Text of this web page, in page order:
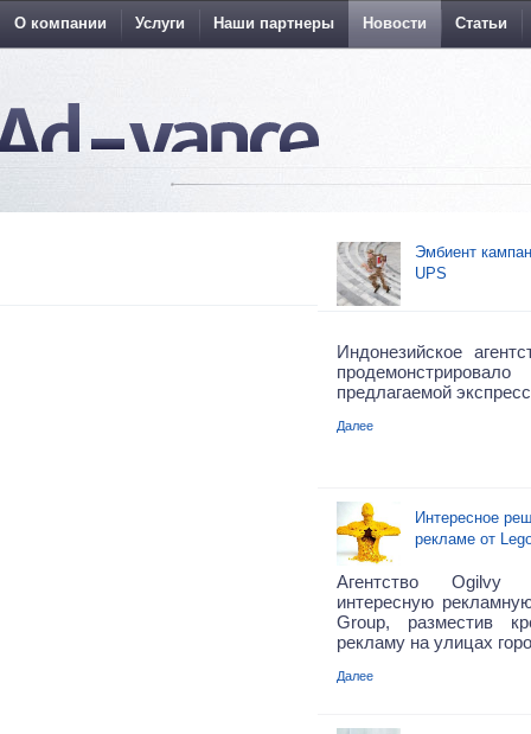
О компании Услуги Наши партнеры Новости Статьи
Эмбиент
UPS
Индонезийское
предлагаемой
Далее
Интересное
рекламе от
Агентство Ogilvy
интересную
Group, разместив
рекламу на улицах
Далее